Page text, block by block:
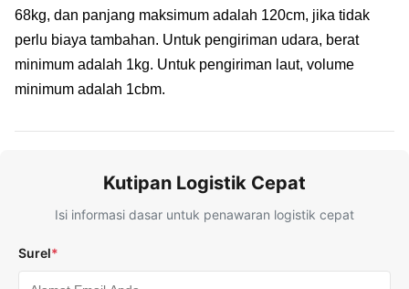
68kg, dan panjang maksimum adalah 120cm, jika tidak
perlu biaya tambahan. Untuk pengiriman udara, berat
minimum adalah 1kg. Untuk pengiriman laut, volume
minimum adalah 1cbm.
Kutipan Logistik Cepat
Isi informasi dasar untuk penawaran logistik cepat
Surel*